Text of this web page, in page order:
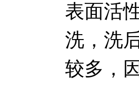
表面活
洗，洗
较多，